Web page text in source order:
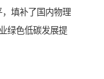
填补了国内物理
绿色低碳发展提